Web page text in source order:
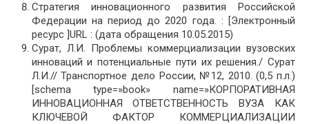
Стратегия инновационного развития Российской
Федерации на период до 2020 года. : [Электронный
ресурс ]URL : (дата обращения 10.05.2015)
Сурат, Л.И. Проблемы коммерциализации вузовских
инноваций и потенциальные пути их решения./ Сурат
Л.И.// Транспортное дело России, №12, 2010. (0,5 п.л.)
[schema type=»book» name=»КОРПОРАТИВНАЯ
ИННОВАЦИОННАЯ ОТВЕТСТВЕННОСТЬ ВУЗА КАК
КЛЮЧЕВОЙ ФАКТОР КОММЕРЦИАЛИЗАЦИИ